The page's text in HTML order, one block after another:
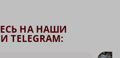
НА НАШИ
TELEGRAM: